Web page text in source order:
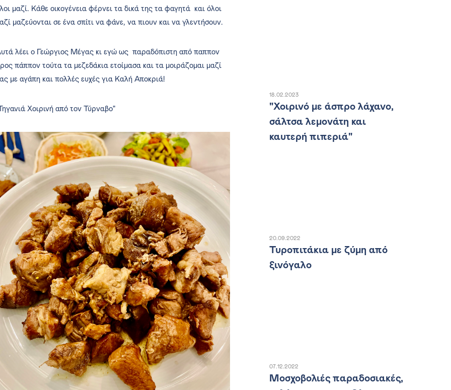
μαζί. Κάθε οικογένεια φέρνει τα δικά της τα φαγητά και όλοι
μαζεύονται σε ένα σπίτι να φάνε, να πιουν και να γλεντήσουν.
λέει ο Γεώργιος Μέγας κι εγώ ως παραδόπιστη από παππον
πάππον τούτα τα μεζεδάκια ετοίμασα και τα μοιράζομαι μαζί
με αγάπη και πολλές ευχές για Καλή Αποκριά!
Χοιρινή από τον Τύρναβο"
18.02.2023
"Χοιρινό με άσπρο λάχανο,
σάλτσα λεμονάτη και
καυτερή πιπεριά"
20.09.2022
Τυροπιτάκια με ζύμη από
ξινόγαλο
07.12.2022
Μοσχοβολιές παραδοσιακές,